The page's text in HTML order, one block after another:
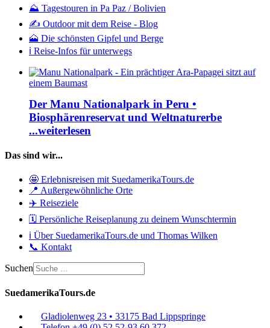
⛰️ Tagestouren in Pa Paz / Bolivien
✍️ Outdoor mit dem Reise - Blog
🗻 Die schönsten Gipfel und Berge
ℹ️ Reise-Infos für unterwegs
Der Manu Nationalpark in Peru •
Biosphärenreservat und Weltnaturerbe
...weiterlesen
Das sind wir...
🤩 Erlebnisreisen mit SuedamerikaTours.de
📍 Außergewöhnliche Orte
✈️ Reiseziele
🗓️ Persönliche Reiseplanung zu deinem Wunschtermin
ℹ️ Über SuedamerikaTours.de und Thomas Wilken
📞 Kontakt
Suchen
SuedamerikaTours.de
Gladiolenweg 23 • 33175 Bad Lippspringe